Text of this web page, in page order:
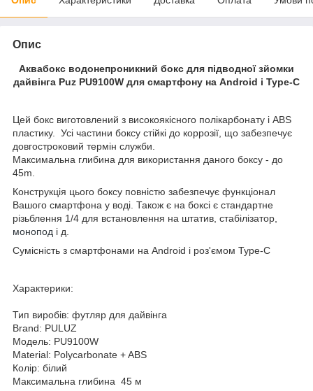
Опис
Аквабокс водонепроникний бокс для підводної зйомки
дайвінга Puz PU9100W для смартфону на Android і Type-C
Цей бокс виготовлений з високоякісного полікарбонату і ABS
пластику. Усі частини боксу стійкі до коррозії, що забезпечує
довгостроковий термін служби.
Максимальна глибина для використання даного боксу - до
45m.
Конструкція цього боксу повністю забезпечує функціонал
Вашого смартфона у воді. Також є на боксі є стандартне
різьблення 1/4 для встановлення на штатив, стабілізатор,
монопод і д.
Сумісність з смартфонами на Android і роз'ємом Type-C
Характерики:
Тип виробів: футляр для дайвінга
Brand: PULUZ
Модель: PU9100W
Material: Polycarbonate + ABS
Колір: білий
Максимальна глибина 45 м